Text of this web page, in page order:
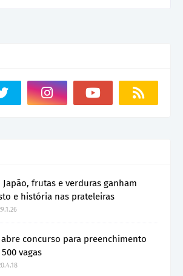
Japão, frutas e verduras ganham
e história nas prateleiras
abre concurso para preenchimento
vagas